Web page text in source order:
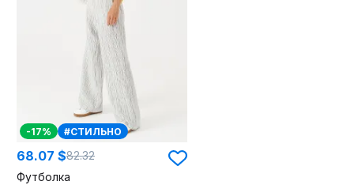
-17% #СТИЛЬНО
68.07 $82.32
Футболка